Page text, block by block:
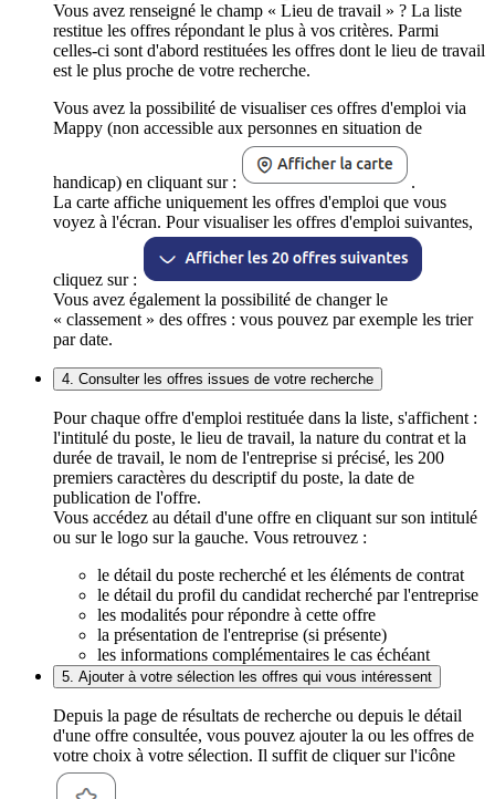
Vous avez renseigné le champ « Lieu de travail » ? La liste
restitue les offres répondant le plus à vos critères. Parmi
celles-ci sont d'abord restituées les offres dont le lieu de travail
est le plus proche de votre recherche.
Vous avez la possibilité de visualiser ces offres d'emploi via
Mappy (non accessible aux personnes en situation de
handicap) en cliquant sur :
.
La carte affiche uniquement les offres d'emploi que vous
voyez à l'écran. Pour visualiser les offres d'emploi suivantes,
cliquez sur :
Vous avez également la possibilité de changer le
« classement » des offres : vous pouvez par exemple les trier
par date.
4. Consulter les offres issues de votre recherche
Pour chaque offre d'emploi restituée dans la liste, s'affichent :
l'intitulé du poste, le lieu de travail, la nature du contrat et la
durée de travail, le nom de l'entreprise si précisé, les 200
premiers caractères du descriptif du poste, la date de
publication de l'offre.
Vous accédez au détail d'une offre en cliquant sur son intitulé
ou sur le logo sur la gauche. Vous retrouvez :
le détail du poste recherché et les éléments de contrat
le détail du profil du candidat recherché par l'entreprise
les modalités pour répondre à cette offre
la présentation de l'entreprise (si présente)
les informations complémentaires le cas échéant
5. Ajouter à votre sélection les offres qui vous intéressent
Depuis la page de résultats de recherche ou depuis le détail
d'une offre consultée, vous pouvez ajouter la ou les offres de
votre choix à votre sélection. Il suffit de cliquer sur l'icône